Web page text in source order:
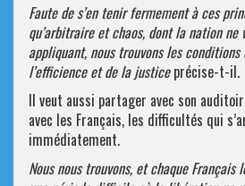
Faute de s’en tenir fermement à ces
qu’arbitraire et chaos, dont la nation ne
appliquant, nous trouvons les conditions
l’efficience et de la justiceprécise-t-il.
Il veut aussi partager avec son
avec les Français, les difficultés qui
immédiatement.
Nous nous trouvons, et chaque Français